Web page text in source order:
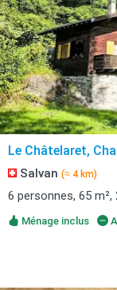
Le Châtelaret,
Salvan (≈ 4 km)
6 personnes, 65 m²,
Ménage inclus